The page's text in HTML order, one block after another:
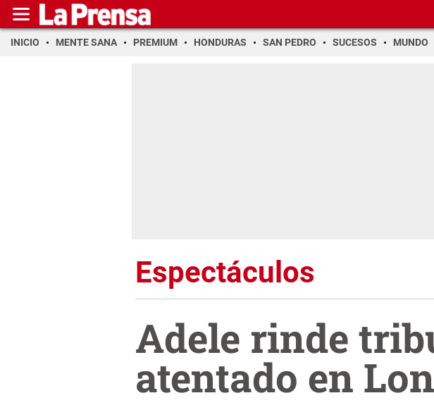
INICIO MENTE SANA PREMIUM HONDURAS SAN PEDRO SUCESOS MUNDO
Espectáculos
Adele rinde
atentado en